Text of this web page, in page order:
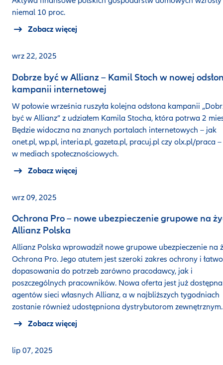
niemal 10 proc.
Zobacz więcej
wrz 22, 2025
Dobrze być w Allianz – Kamil Stoch w nowej
kampanii internetowej
W połowie września ruszyła kolejna odsłona kampanii
być w Allianz” z udziałem Kamila Stocha, która potrwa 2
Będzie widoczna na znanych portalach internetowych – jak
onet.pl, wp.pl, interia.pl, gazeta.pl, pracuj.pl czy olx.pl/praca
w mediach społecznościowych.
Zobacz więcej
wrz 09, 2025
Ochrona Pro – nowe ubezpieczenie grupowe na
Allianz Polska
Allianz Polska wprowadził nowe grupowe ubezpieczenie na
Ochrona Pro. Jego atutem jest szeroki zakres ochrony i
dopasowania do potrzeb zarówno pracodawcy, jak i
poszczególnych pracowników. Nowa oferta jest już
agentów sieci własnych Allianz, a w najbliższych tygodniach
zostanie również udostępniona dystrybutorom zewnętrznym.
Zobacz więcej
lip 07, 2025